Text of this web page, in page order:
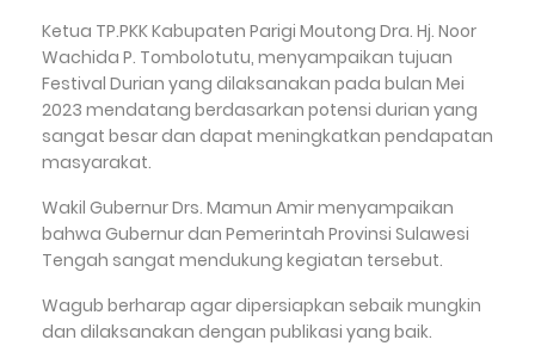
Ketua TP.PKK Kabupaten Parigi Moutong Dra. Hj. Noor
Wachida P. Tombolotutu, menyampaikan tujuan
Festival Durian yang dilaksanakan pada bulan Mei
2023 mendatang berdasarkan potensi durian yang
sangat besar dan dapat meningkatkan pendapatan
masyarakat.
Wakil Gubernur Drs. Mamun Amir menyampaikan
bahwa Gubernur dan Pemerintah Provinsi Sulawesi
Tengah sangat mendukung kegiatan tersebut.
Wagub berharap agar dipersiapkan sebaik mungkin
dan dilaksanakan dengan publikasi yang baik.